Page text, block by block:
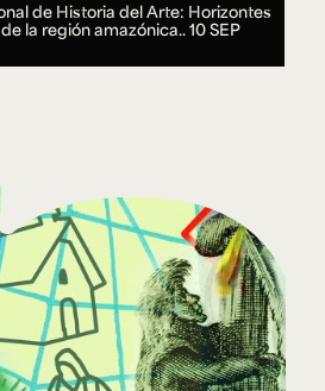
de Historia del Arte: Horizontes
la región amazónica..10 SEP